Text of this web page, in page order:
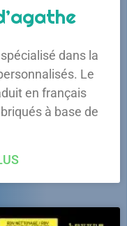
dans la
Le
en français
à base de